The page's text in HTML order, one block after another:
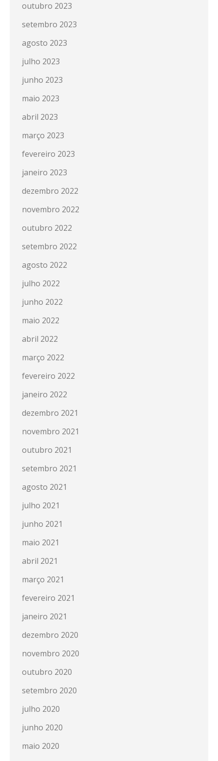
outubro 2023
setembro 2023
agosto 2023
julho 2023
junho 2023
maio 2023
abril 2023
março 2023
fevereiro 2023
janeiro 2023
dezembro 2022
novembro 2022
outubro 2022
setembro 2022
agosto 2022
julho 2022
junho 2022
maio 2022
abril 2022
março 2022
fevereiro 2022
janeiro 2022
dezembro 2021
novembro 2021
outubro 2021
setembro 2021
agosto 2021
julho 2021
junho 2021
maio 2021
abril 2021
março 2021
fevereiro 2021
janeiro 2021
dezembro 2020
novembro 2020
outubro 2020
setembro 2020
julho 2020
junho 2020
maio 2020